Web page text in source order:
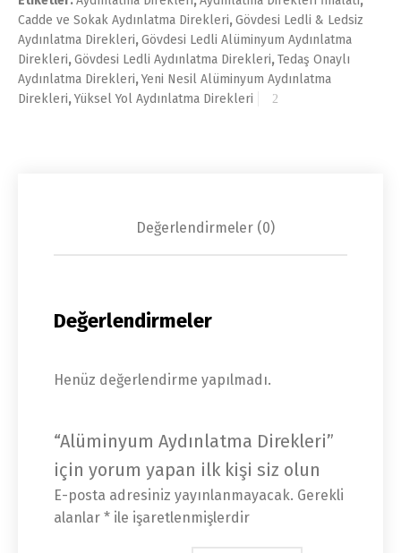
Cadde ve Sokak Aydınlatma Direkleri,Gövdesi Ledli & Ledsiz
Aydınlatma Direkleri,Gövdesi Ledli Alüminyum Aydınlatma
Direkleri,Gövdesi Ledli Aydınlatma Direkleri,Tedaş Onaylı
Aydınlatma Direkleri,Yeni Nesil Alüminyum Aydınlatma
Direkleri,Yüksel Yol Aydınlatma Direkleri
Değerlendirmeler (0)
Değerlendirmeler
Henüz değerlendirme yapılmadı.
“Alüminyum Aydınlatma Direkleri”
için yorum yapan ilk kişi siz olun
E-posta adresiniz yayınlanmayacak. Gerekli
alanlar * ile işaretlenmişlerdir